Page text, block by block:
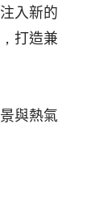
入新的
打造兼
與熱氣